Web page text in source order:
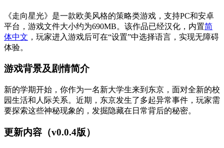
《走向星光》是一款欧美风格的策略类游戏，支持PC和安卓
平台，游戏文件大小约为690MB。该作品已经汉化，内置简
体中文 ，玩家进入游戏后可在“设置”中选择语言，实现无障碍
体验。
游戏背景及剧情简介
新的学期开始，你作为一名新大学生来到东京，面对全新的校
园生活和人际关系。近期，东京发生了多起异常事件，玩家需
要探索这些神秘现象的，发掘隐藏在日常背后的秘密。
更新内容（v0.0.4版）